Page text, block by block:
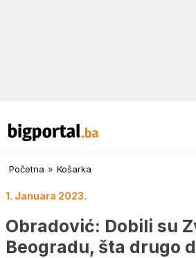
Početna » Košarka
1. Januara 2023.
Obradović: Dobili su
Beogradu, šta drugo